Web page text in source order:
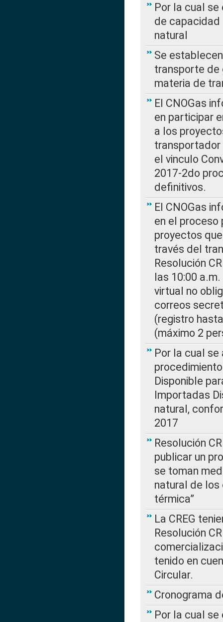
Por la cual
de capacidad
natural
Se
transporte de
materia de
El CNOGas
en participar
a los
transportador
el vinculo
2017-2do
definitivos.
El CNOGas
en el proceso
proyectos
través del
Resolución
las 10:00
virtual no
correos
(registro
(máximo 2
Por la cual
Disponible
Importadas
natural,
2017
Resolución
publicar un
se toman
natural de los
térmica”
La CREG
Resolución
tenido en
Circular.
Cronograma
Por la cual